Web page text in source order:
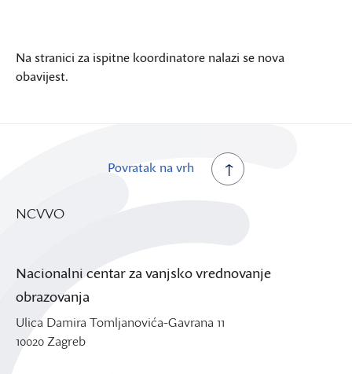
Na stranici za ispitne koordinatore nalazi se nova
obavijest.
Povratak na vrh
NCVVO
Nacionalni centar za vanjsko vrednovanje
obrazovanja
Ulica Damira Tomljanovića-Gavrana 11
10020 Zagreb